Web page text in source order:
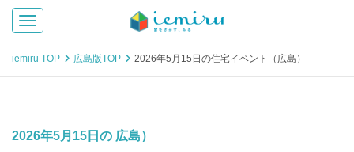
Toggle navigation
iemiru TOP 広島版TOP 2026年5月15日の住宅イベント（広島）
2026年5月15日の 広島）